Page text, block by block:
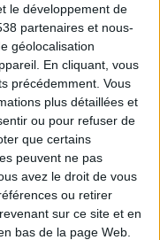
le développement de
partenaires et nous-
géolocalisation
En cliquant, vous
précédemment. Vous
plus détaillées et
ou pour refuser de
que certains
peuvent ne pas
avez le droit de vous
ou retirer
sur ce site et en
bas de la page Web.
des féculents ?
05/08/2026